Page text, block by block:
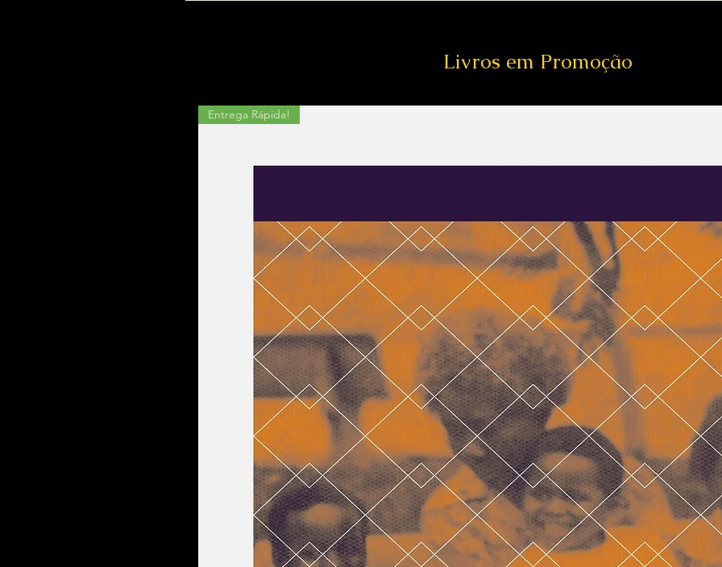
Livros em Promoção
Entrega Rápida!